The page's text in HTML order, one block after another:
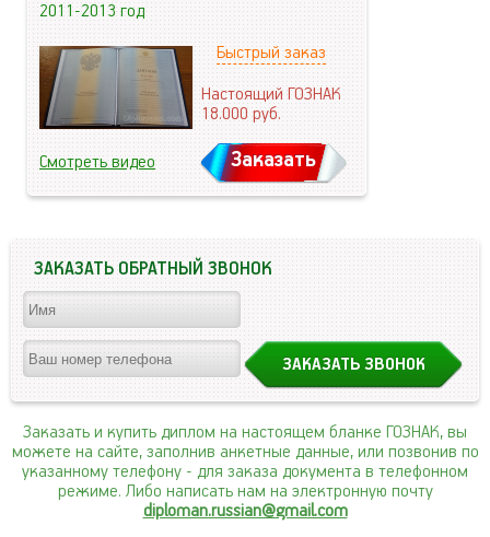
2011-2013 год
Быстрый заказ
Настоящий ГОЗНАК
18.000руб.
Смотреть видео Заказать
ЗАКАЗАТЬ ОБРАТНЫЙ ЗВОНОК
Заказать и купить диплом на настоящем бланке ГОЗНАК, вы
можете на сайте, заполнив анкетные данные, или позвонив по
указанному телефону - для заказа документа в телефонном
режиме. Либо написать нам на электронную почту
diploman.russian@gmail.com